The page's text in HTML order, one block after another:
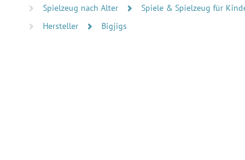
Spielzeug nach Alter
Spiele & Spielzeug für
Hersteller
Bigjigs